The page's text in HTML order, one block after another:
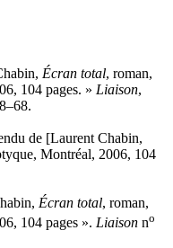
Écran total, roman,
104 pages. » Liaison,
de [Laurent Chabin,
Montréal, 2006, 104
Écran total, roman,
104 pages ». Liaison no